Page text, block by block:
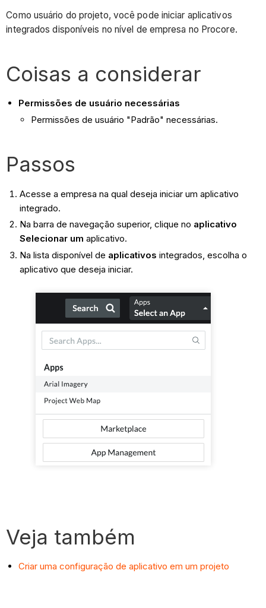
Como usuário do projeto, você pode iniciar aplicativos
integrados disponíveis no nível de empresa no Procore.
Coisas a considerar
Permissões de usuário necessárias
Permissões de usuário "Padrão" necessárias.
Passos
Acesse a empresa na qual deseja iniciar um aplicativo
integrado.
Na barra de navegação superior, clique no aplicativo
Selecionar um aplicativo.
Na lista disponível de aplicativos integrados, escolha o
aplicativo que deseja iniciar.
Veja também
Criar uma configuração de aplicativo em um projeto